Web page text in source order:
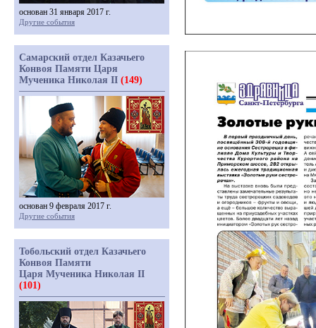
основан 31 января 2017 г.
Другие события
Самарский отдел Казачьего
Конвоя Памяти Царя
Мученика Николая II (149)
основан 9 февраля 2017 г.
Другие события
Тобольский отдел Казачьего
Конвоя Памяти
Царя Мученика Николая II
(101)